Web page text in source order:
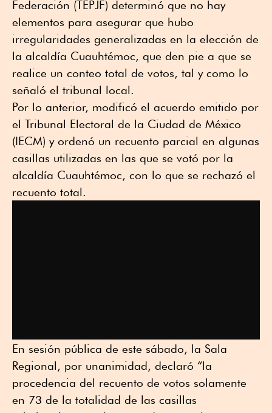
Federación (TEPJF) determinó que no hay
elementos para asegurar que hubo
irregularidades generalizadas en la elección de
la alcaldía Cuauhtémoc, que den pie a que se
realice un conteo total de votos, tal y como lo
señaló el tribunal local.
Por lo anterior, modificó el acuerdo emitido por
el Tribunal Electoral de la Ciudad de México
(IECM) y ordenó un recuento parcial en algunas
casillas utilizadas en las que se votó por la
alcaldía Cuauhtémoc, con lo que se rechazó el
recuento total.
En sesión pública de este sábado, la Sala
Regional, por unanimidad, declaró “la
procedencia del recuento de votos solamente
en 73 de la totalidad de las casillas